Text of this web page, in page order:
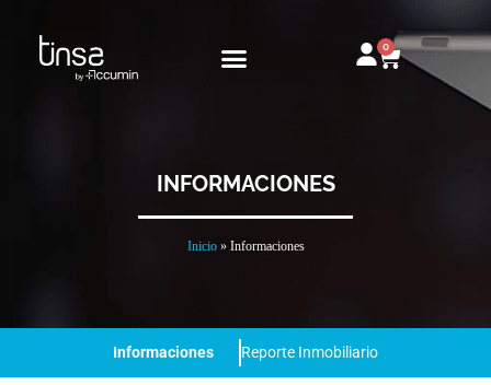
contenido
0
Carrito
INFORMACIONES
Inicio» Informaciones
Informaciones Reporte Inmobiliario